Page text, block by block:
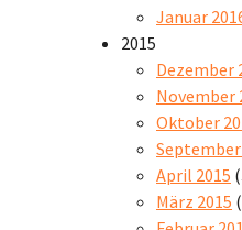
Januar
2015
Dezember
November
Oktober
September
April 2015
März 2015